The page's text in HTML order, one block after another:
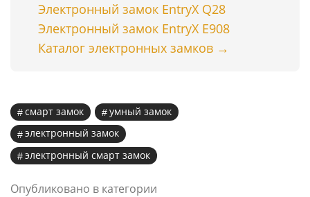
Электронный замок EntryX Q28
Электронный замок EntryX E908
Каталог электронных замков →
смарт замок
умный замок
электронный замок
электронный смарт замок
Опубликовано в категории